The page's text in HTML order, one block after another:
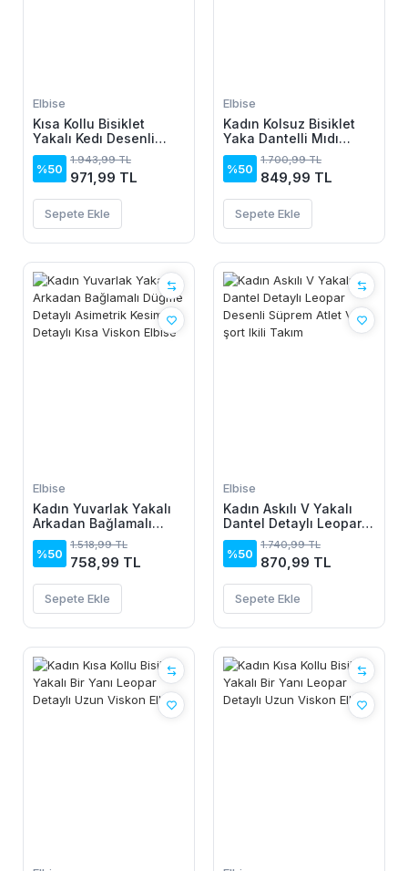
Elbise
Kısa Kollu Bisiklet
Yakalı Kedı Desenli
Midi Vıskon Elbise
%50
1.943,99 TL
971,99 TL
Sepete Ekle
Elbise
Kadın Kolsuz Bisiklet
Yaka Dantelli Mıdı
Janjan Krep Elbise
%50
1.700,99 TL
849,99 TL
Sepete Ekle
Elbise
Kadın Yuvarlak Yakalı
Arkadan Bağlamalı
Düğme Detaylı
Asimetrik Kesim Detaylı
Kısa Viskon Elbise
%50
1.518,99 TL
758,99 TL
Sepete Ekle
Elbise
Kadın Askılı V Yakalı
Dantel Detaylı Leopar
Desenli Süprem Atlet
Ve şort Ikili Takım
%50
1.740,99 TL
870,99 TL
Sepete Ekle